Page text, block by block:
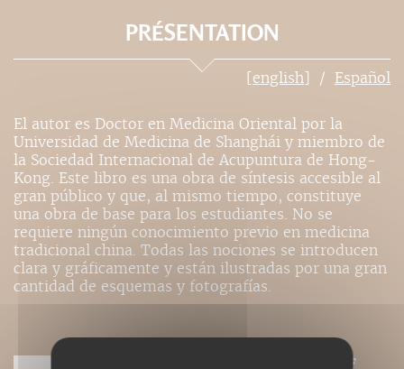
PRÉSENTATION
[english] Español
El autor es Doctor en Medicina Oriental por la
Universidad de Medicina de Shanghái y miembro de
la Sociedad Internacional de Acupuntura de Hong-
Kong. Este libro es una obra de síntesis accesible al
gran público y que, al mismo tiempo, constituye
una obra de base para los estudiantes. No se
requiere ningún conocimiento previo en medicina
tradicional china. Todas las nociones se introducen
clara y gráficamente y están ilustradas por una gran
cantidad de esquemas y fotografías.
Nos ebooks sont des versions PDF